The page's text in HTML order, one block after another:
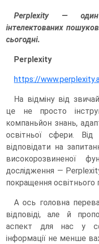
Perplexity —
інтелектованих
сьогодні.
Perplexity
https://
На відміну від
це не просто
компаньйон знань,
освітньої сфери.
відповідати на
високорозвиненої
дослідження —
покращення освітнього
А ось головна
відповіді, але й
аспект для нас у
інформації не менше